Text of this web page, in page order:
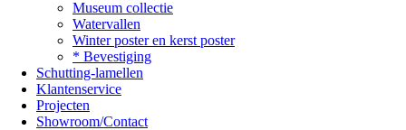
Museum collectie
Watervallen
Winter poster en kerst poster
* Bevestiging
Schutting-lamellen
Klantenservice
Projecten
Showroom/Contact